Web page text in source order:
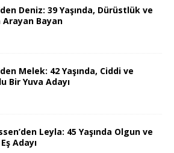
Deniz: 39 Yaşında, Dürüstlük ve
Arayan Bayan
Melek: 42 Yaşında, Ciddi ve
Bir Yuva Adayı
Leyla: 45 Yaşında Olgun ve
Adayı